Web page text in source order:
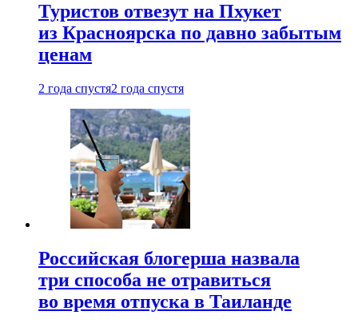
Туристов отвезут на Пхукет
из Красноярска по давно забытым
ценам
2 года спустя2 года спустя
Российская блогерша назвала
три способа не отравиться
во время отпуска в Таиланде